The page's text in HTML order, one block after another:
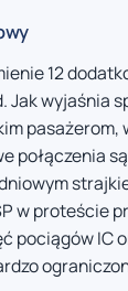
12
wyjaśnia
pasażerom,
połączenia
w proteście
pociągów IC